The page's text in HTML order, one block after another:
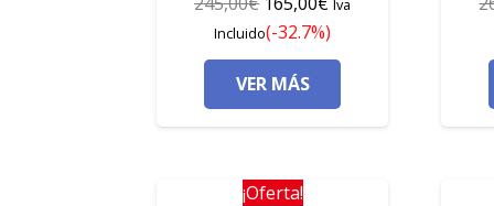
precio
original
era:
245,00€.
precio
actual
165,00€.
Iva
Incluido(-32.7%)
VER MÁS
¡Oferta!